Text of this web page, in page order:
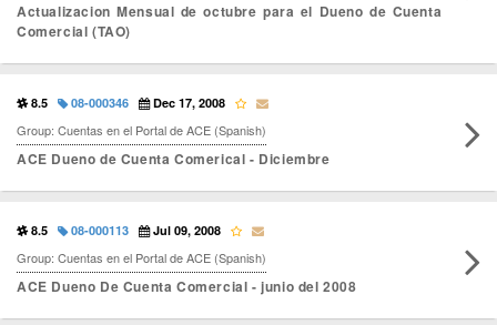
Actualizacion Mensual de octubre para el Dueno de Cuenta
Comercial (TAO)
8.5 08-000346 Dec 17, 2008
Group: Cuentas en el Portal de ACE (Spanish)
ACE Dueno de Cuenta Comerical - Diciembre
8.5 08-000113 Jul 09, 2008
Group: Cuentas en el Portal de ACE (Spanish)
ACE Dueno De Cuenta Comercial - junio del 2008